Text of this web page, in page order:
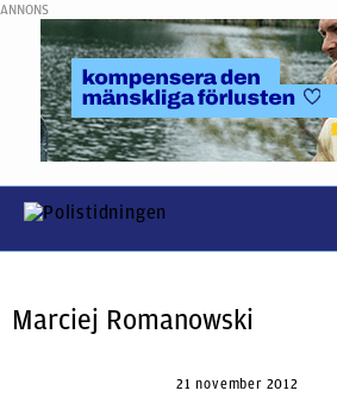
ANNONS
Marciej Romanowski
21 november 2012